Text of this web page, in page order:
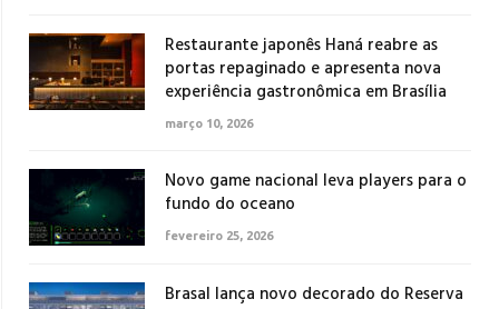
Restaurante japonês Haná reabre as
portas repaginado e apresenta nova
experiência gastronômica em Brasília
março 10, 2026
Novo game nacional leva players para o
fundo do oceano
fevereiro 25, 2026
Brasal lança novo decorado do Reserva